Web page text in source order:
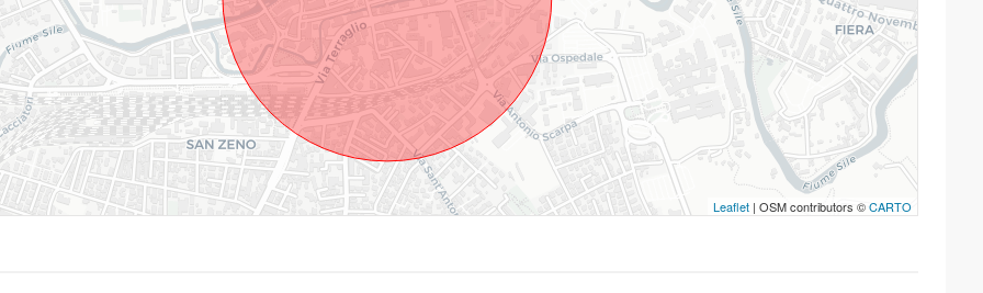
Leaflet | OSM contributors ©CARTO